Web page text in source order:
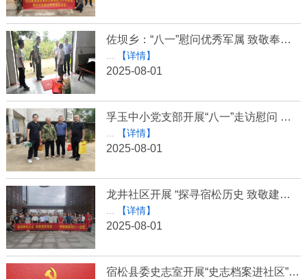
佐坝乡：“八一”慰问优秀军属 致敬奉献暖人心
【详情】
2025-08-01
孚玉中小党支部开展“八一”走访慰问 落实双拥工作常态化
【详情】
2025-08-01
龙井社区开展 “探寻宿松历史 致敬建军荣光” 八一主题活动​
【详情】
2025-08-01
宿松县委史志室开展“史志档案进社区”暨“八一”拥军慰问活动